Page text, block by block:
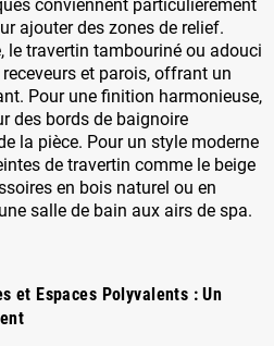
conviennent particulièrement
ajouter des zones de relief.
le travertin tambouriné ou adouci
et parois, offrant un
Pour une finition harmonieuse,
des bords de baignoire
la pièce. Pour un style moderne
de travertin comme le beige
en bois naturel ou en
salle de bain aux airs de spa.
et Espaces Polyvalents : Un